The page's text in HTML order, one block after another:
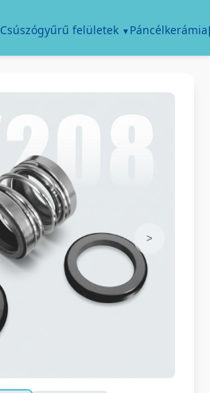
Csúszógyűrű felületek Páncélkerámia
>